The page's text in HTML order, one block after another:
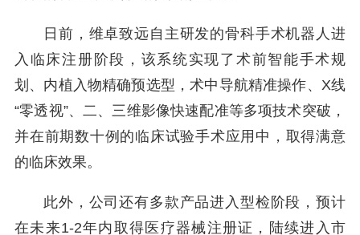
日前，维卓致远自主研发的骨科手术机器人进
入临床注册阶段，该系统实现了术前智能手术规
划、内植入物精确预选型，术中导航精准操作、X线
“零透视”、二、三维影像快速配准等多项技术突破，
并在前期数十例的临床试验手术应用中，取得满意
的临床效果。
此外，公司还有多款产品进入型检阶段，预计
在未来1-2年内取得医疗器械注册证，陆续进入市